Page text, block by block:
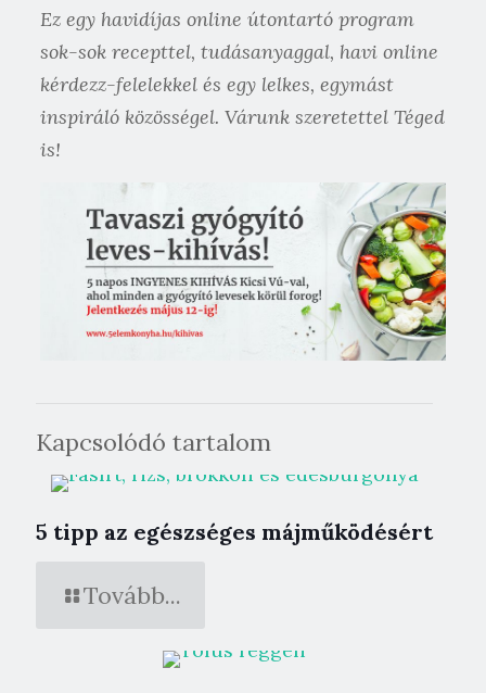
Ez egy havidíjas online útontartó program
sok-sok recepttel, tudásanyaggal, havi online
kérdezz-felelekkel és egy lelkes, egymást
inspiráló közösségel. Várunk szeretettel Téged
is!
Kapcsolódó tartalom
5 tipp az egészséges májműködésért
Tovább...